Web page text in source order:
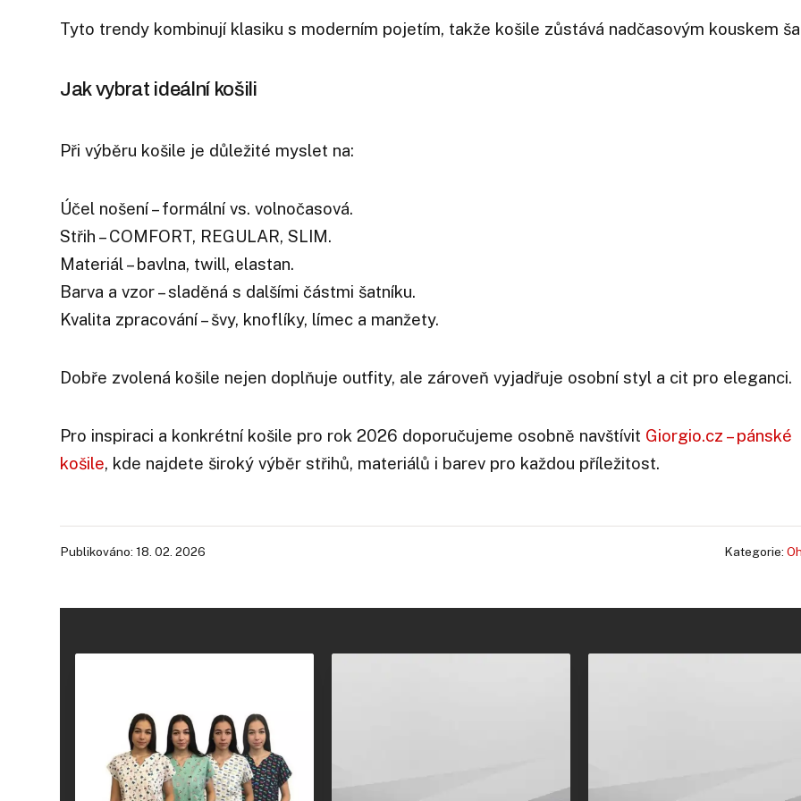
Tyto trendy kombinují klasiku s moderním pojetím, takže košile zůstává nadčasovým kouskem
Jak vybrat ideální košili
Při výběru košile je důležité myslet na:
Účel nošení – formální vs. volnočasová.
Střih – COMFORT, REGULAR, SLIM.
Materiál – bavlna, twill, elastan.
Barva a vzor – sladěná s dalšími částmi šatníku.
Kvalita zpracování – švy, knoflíky, límec a manžety.
Dobře zvolená košile nejen doplňuje outfity, ale zároveň vyjadřuje osobní styl a cit pro eleganci.
Pro inspiraci a konkrétní košile pro rok 2026 doporučujeme osobně navštívit Giorgio.cz – pánské
košile, kde najdete široký výběr střihů, materiálů i barev pro každou příležitost.
Publikováno: 18. 02. 2026 Kategorie: